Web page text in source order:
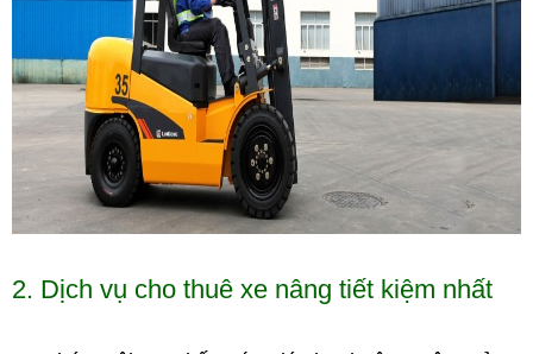
2. Dịch vụ cho thuê xe nâng tiết kiệm nhất